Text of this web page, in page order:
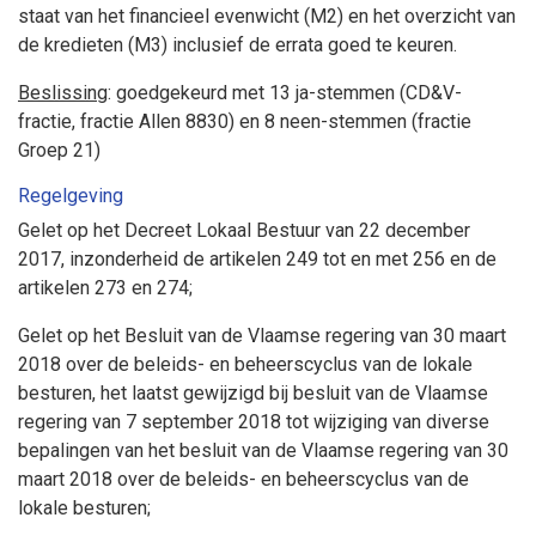
staat van het financieel evenwicht (M2) en het overzicht van
de kredieten (M3) inclusief de errata goed te keuren.
Beslissing: goedgekeurd met 13 ja-stemmen (CD&V-
fractie, fractie Allen 8830) en 8 neen-stemmen (fractie
Groep 21)
Regelgeving
Gelet op het Decreet Lokaal Bestuur van 22 december
2017, inzonderheid de artikelen 249 tot en met 256 en de
artikelen 273 en 274;
Gelet op het Besluit van de Vlaamse regering van 30 maart
2018 over de beleids- en beheerscyclus van de lokale
besturen, het laatst gewijzigd bij besluit van de Vlaamse
regering van 7 september 2018 tot wijziging van diverse
bepalingen van het besluit van de Vlaamse regering van 30
maart 2018 over de beleids- en beheerscyclus van de
lokale besturen;